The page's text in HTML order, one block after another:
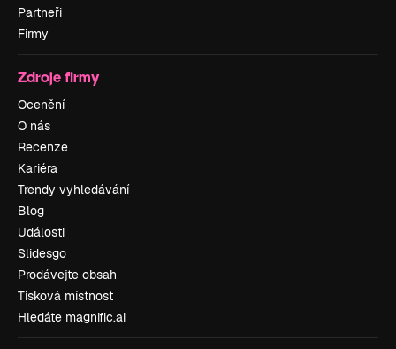
Partneři
Firmy
Zdroje firmy
Ocenění
O nás
Recenze
Kariéra
Trendy vyhledávání
Blog
Události
Slidesgo
Prodávejte obsah
Tisková místnost
Hledáte magnific.ai